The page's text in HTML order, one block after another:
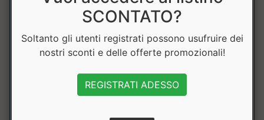
di cui L-
istidina
184mg 22mg
133mg 16mg
SCONTATO?
Soltanto gli utenti registrati possono usufruire dei
nostri sconti e delle offerte promozionali!
REGISTRATI ADESSO